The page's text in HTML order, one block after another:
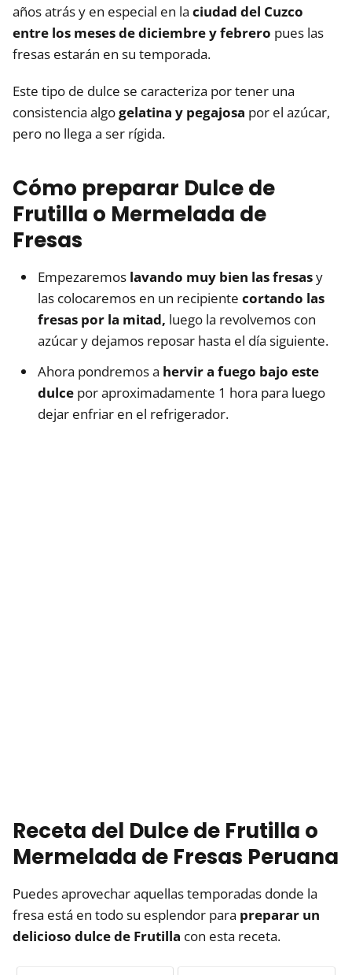
años atrás y en especial en la ciudad del Cuzco
entre los meses de diciembre y febrero pues las
fresas estarán en su temporada.
Este tipo de dulce se caracteriza por tener una
consistencia algogelatina y pegajosa por el azúcar,
pero no llega a ser rígida.
Cómo preparar Dulce de
Frutilla o Mermelada de
Fresas
Empezaremos lavando muy bien las fresasy
las colocaremos en un recipiente cortando las
fresas por la mitad, luego la revolvemos con
azúcar y dejamos reposar hasta el día siguiente.
Ahora pondremos a hervir a fuego bajo este
dulce por aproximadamente 1 hora para luego
dejar enfriar en el refrigerador.
Receta del Dulce de Frutilla o
Mermelada de Fresas Peruana
Puedes aprovechar aquellas temporadas donde la
fresa está en todo su esplendor para preparar un
delicioso dulce de Frutilla con esta receta.